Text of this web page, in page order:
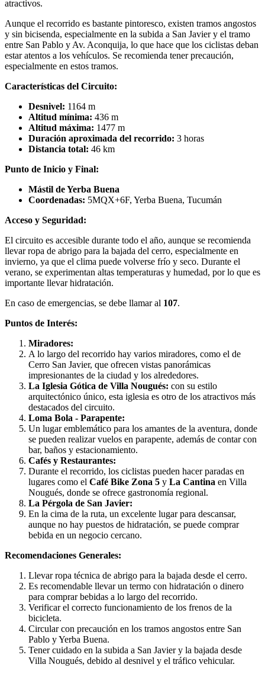
atractivos.
Aunque el recorrido es bastante pintoresco, existen tramos angostos
y sin bicisenda, especialmente en la subida a San Javier y el tramo
entre San Pablo y Av. Aconquija, lo que hace que los ciclistas deban
estar atentos a los vehículos. Se recomienda tener precaución,
especialmente en estos tramos.
Características del Circuito:
Desnivel: 1164 m
Altitud mínima: 436 m
Altitud máxima: 1477 m
Duración aproximada del recorrido: 3 horas
Distancia total: 46 km
Punto de Inicio y Final:
Mástil de Yerba Buena
Coordenadas: 5MQX+6F, Yerba Buena, Tucumán
Acceso y Seguridad:
El circuito es accesible durante todo el año, aunque se recomienda
llevar ropa de abrigo para la bajada del cerro, especialmente en
invierno, ya que el clima puede volverse frío y seco. Durante el
verano, se experimentan altas temperaturas y humedad, por lo que es
importante llevar hidratación.
En caso de emergencias, se debe llamar al 107.
Puntos de Interés:
Miradores:
A lo largo del recorrido hay varios miradores, como el de
Cerro San Javier, que ofrecen vistas panorámicas
impresionantes de la ciudad y los alrededores.
La Iglesia Gótica de Villa Nougués: con su estilo
arquitectónico único, esta iglesia es otro de los atractivos más
destacados del circuito.
Loma Bola - Parapente:
Un lugar emblemático para los amantes de la aventura, donde
se pueden realizar vuelos en parapente, además de contar con
bar, baños y estacionamiento.
Cafés y Restaurantes:
Durante el recorrido, los ciclistas pueden hacer paradas en
lugares como el Café Bike Zona 5 y La Cantina en Villa
Nougués, donde se ofrece gastronomía regional.
La Pérgola de San Javier:
En la cima de la ruta, un excelente lugar para descansar,
aunque no hay puestos de hidratación, se puede comprar
bebida en un negocio cercano.
Recomendaciones Generales:
Llevar ropa técnica de abrigo para la bajada desde el cerro.
Es recomendable llevar un termo con hidratación o dinero
para comprar bebidas a lo largo del recorrido.
Verificar el correcto funcionamiento de los frenos de la
bicicleta.
Circular con precaución en los tramos angostos entre San
Pablo y Yerba Buena.
Tener cuidado en la subida a San Javier y la bajada desde
Villa Nougués, debido al desnivel y el tráfico vehicular.